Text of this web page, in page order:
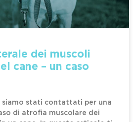
dei muscoli
cane – un caso
siamo stati contattati per una
di atrofia muscolare dei